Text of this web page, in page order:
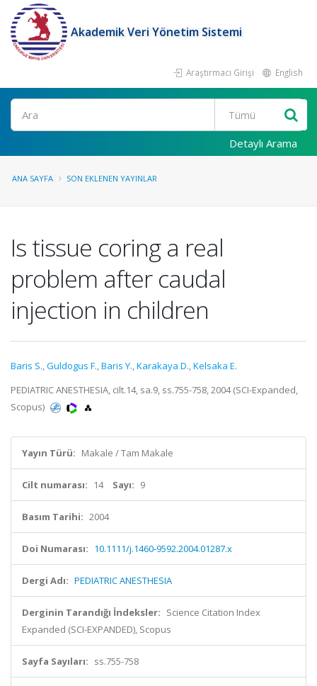
Akademik Veri Yönetim Sistemi
Araştırmacı Girişi English
Ara
Detaylı Arama
ANA SAYFA SON EKLENEN YAYINLAR
Is tissue coring a real
problem after caudal
injection in children
Baris S.,Guldogus F.,Baris Y.,Karakaya D.,Kelsaka E.
PEDIATRIC ANESTHESIA, cilt.14, sa.9, ss.755-758, 2004 (SCI-Expanded,
Scopus)
Yayın Türü: Makale / Tam Makale
Cilt numarası: 14 Sayı: 9
Basım Tarihi: 2004
Doi Numarası: 10.1111/j.1460-9592.2004.01287.x
Dergi Adı: PEDIATRIC ANESTHESIA
Derginin Tarandığı İndeksler: Science Citation Index
Expanded (SCI-EXPANDED), Scopus
Sayfa Sayıları: ss.755-758